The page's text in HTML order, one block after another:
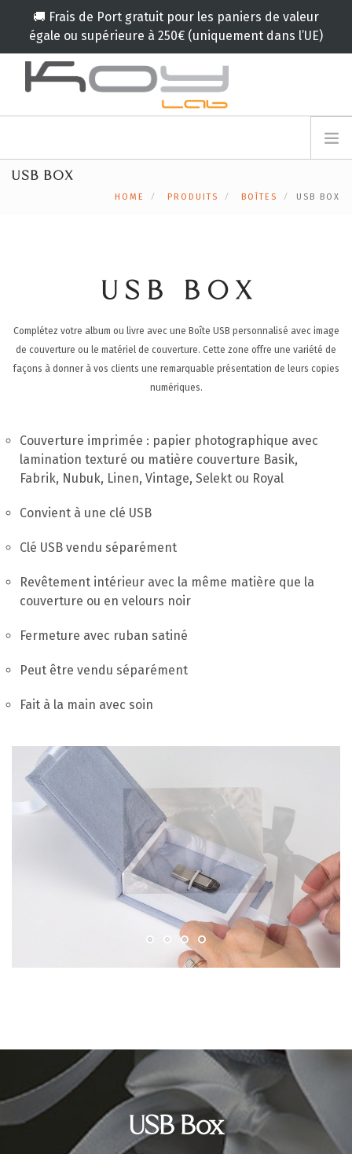
🚚 Frais de Port gratuit pour les paniers de valeur
égale ou supérieure à 250€ (uniquement dans l’UE)
INSCRIVEZ VOUS
BLOG
USB BOX
HOME PRODUITS BOÎTES USB BOX
USB BOX
Complétez votre album ou livre avec une Boîte USB personnalisé avec image
de couverture ou le matériel de couverture. Cette zone offre une variété de
façons à donner à vos clients une remarquable présentation de leurs copies
numériques.
Couverture imprimée : papier photographique avec
lamination texturé ou matière couverture Basik,
Fabrik, Nubuk, Linen, Vintage, Selekt ou Royal
Convient à une clé USB
Clé USB vendu séparément
Revêtement intérieur avec la même matière que la
couverture ou en velours noir
Fermeture avec ruban satiné
Peut être vendu séparément
Fait à la main avec soin
USB Box